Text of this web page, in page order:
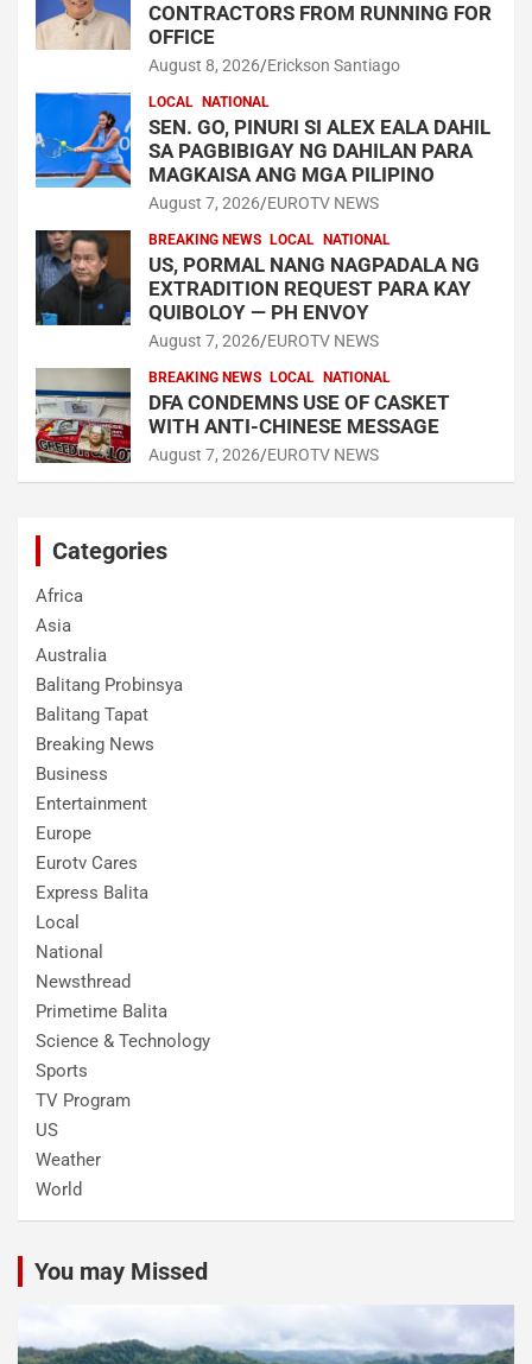
CONTRACTORS FROM RUNNING FOR
OFFICE
August 8, 2026 Erickson Santiago
LOCAL NATIONAL
SEN. GO, PINURI SI ALEX EALA DAHIL
SA PAGBIBIGAY NG DAHILAN PARA
MAGKAISA ANG MGA PILIPINO
August 7, 2026 EUROTV NEWS
BREAKING NEWS LOCAL NATIONAL
US, PORMAL NANG NAGPADALA NG
EXTRADITION REQUEST PARA KAY
QUIBOLOY — PH ENVOY
August 7, 2026 EUROTV NEWS
BREAKING NEWS LOCAL NATIONAL
DFA CONDEMNS USE OF CASKET
WITH ANTI-CHINESE MESSAGE
August 7, 2026 EUROTV NEWS
Categories
Africa
Asia
Australia
Balitang Probinsya
Balitang Tapat
Breaking News
Business
Entertainment
Europe
Eurotv Cares
Express Balita
Local
National
Newsthread
Primetime Balita
Science & Technology
Sports
TV Program
US
Weather
World
You may Missed